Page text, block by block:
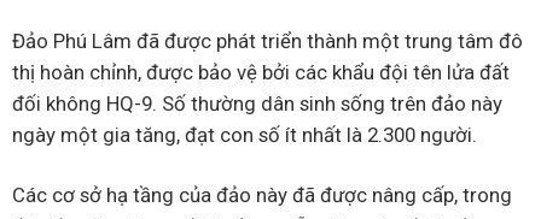
Đảo Phú Lâm đã được phát triển thành một trung tâm đô
thị hoàn chỉnh, được bảo vệ bởi các khẩu đội tên lửa đất
đối không HQ-9. Số thường dân sinh sống trên đảo này
ngày một gia tăng, đạt con số ít nhất là 2.300 người.
Các cơ sở hạ tầng của đảo này đã được nâng cấp, trong